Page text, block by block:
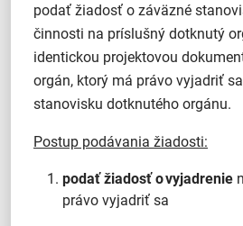
podať žiadosť o záväzné
činnosti na príslušný dotknutý
identickou projektovou
orgán, ktorý má právo vyjadriť
stanovisku dotknutého orgánu.
Postup podávania žiadosti:
podať žiadosť o vyjadrenie
právo vyjadriť sa